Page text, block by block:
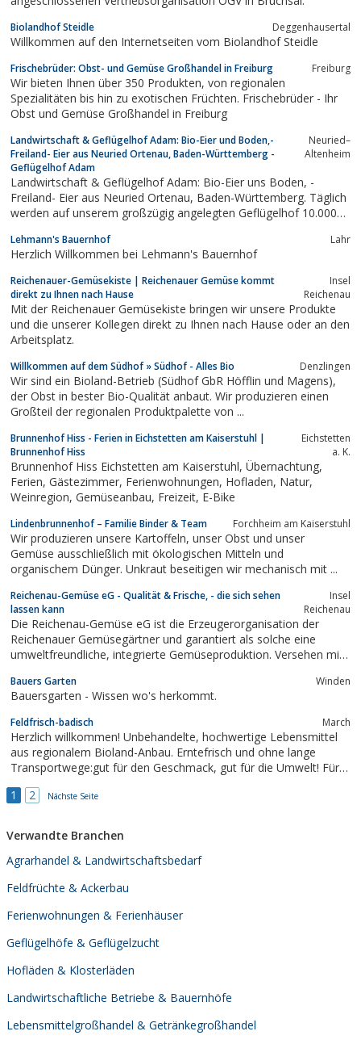
Biolandhof Steidle Deggenhausertal
Willkommen auf den Internetseiten vom Biolandhof Steidle
Frischebrüder: Obst- und Gemüse Großhandel in Freiburg Freiburg
Wir bieten Ihnen über 350 Produkten, von regionalen
Spezialitäten bis hin zu exotischen Früchten. Frischebrüder - Ihr
Obst und Gemüse Großhandel in Freiburg
Landwirtschaft & Geflügelhof Adam: Bio-Eier und Boden,-
Freiland- Eier aus Neuried Ortenau, Baden-Württemberg -
Geflügelhof Adam
Neuried–
Altenheim
Landwirtschaft & Geflügelhof Adam: Bio-Eier uns Boden, -
Freiland- Eier aus Neuried Ortenau, Baden-Württemberg. Täglich
werden auf unserem großzügig angelegten Geflügelhof 10.000
konventioneller Bodenhaltung, Freilandhaltung sowie auch Bio-
Eier unseres Rohrburger Bio...
Lehmann's Bauernhof Lahr
Herzlich Willkommen bei Lehmann's Bauernhof
Reichenauer-Gemüsekiste | Reichenauer Gemüse kommt
direkt zu Ihnen nach Hause
Insel
Reichenau
Mit der Reichenauer Gemüsekiste bringen wir unsere Produkte
und die unserer Kollegen direkt zu Ihnen nach Hause oder an den
Arbeitsplatz.
Willkommen auf dem Südhof » Südhof - Alles Bio Denzlingen
Wir sind ein Bioland-Betrieb (Südhof GbR Höfflin und Magens),
der Obst in bester Bio-Qualität anbaut. Wir produzieren einen
Großteil der regionalen Produktpalette von ...
Brunnenhof Hiss - Ferien in Eichstetten am Kaiserstuhl |
Brunnenhof Hiss
Eichstetten
a. K.
Brunnenhof Hiss Eichstetten am Kaiserstuhl, Übernachtung,
Ferien, Gästezimmer, Ferienwohnungen, Hofladen, Natur,
Weinregion, Gemüseanbau, Freizeit, E-Bike
Lindenbrunnenhof – Familie Binder & Team Forchheim am Kaiserstuhl
Wir produzieren unsere Kartoffeln, unser Obst und unser
Gemüse ausschließlich mit ökologischen Mitteln und
organischem Dünger. Unkraut beseitigen wir mechanisch mit ...
Reichenau-Gemüse eG - Qualität & Frische, - die sich sehen
lassen kann
Insel
Reichenau
Die Reichenau-Gemüse eG ist die Erzeugerorganisation der
Reichenauer Gemüsegärtner und garantiert als solche eine
umweltfreundliche, integrierte Gemüseproduktion. Versehen mit
unter dem Motto „täglich frisch von der Gemüseinsel“ seit März
2006 vollständig über...
Bauers Garten Winden
Bauersgarten - Wissen wo's herkommt.
Feldfrisch-badisch March
Herzlich willkommen! Unbehandelte, hochwertige Lebensmittel
aus regionalem Bioland-Anbau. Erntefrisch und ohne lange
Transportwege:gut für den Geschmack, gut für die Umwelt! Für
1 2 Nächste Seite
Verwandte Branchen
Agrarhandel & Landwirtschaftsbedarf
Feldfrüchte & Ackerbau
Ferienwohnungen & Ferienhäuser
Geflügelhöfe & Geflügelzucht
Hofläden & Klosterläden
Landwirtschaftliche Betriebe & Bauernhöfe
Lebensmittelgroßhandel & Getränkegroßhandel